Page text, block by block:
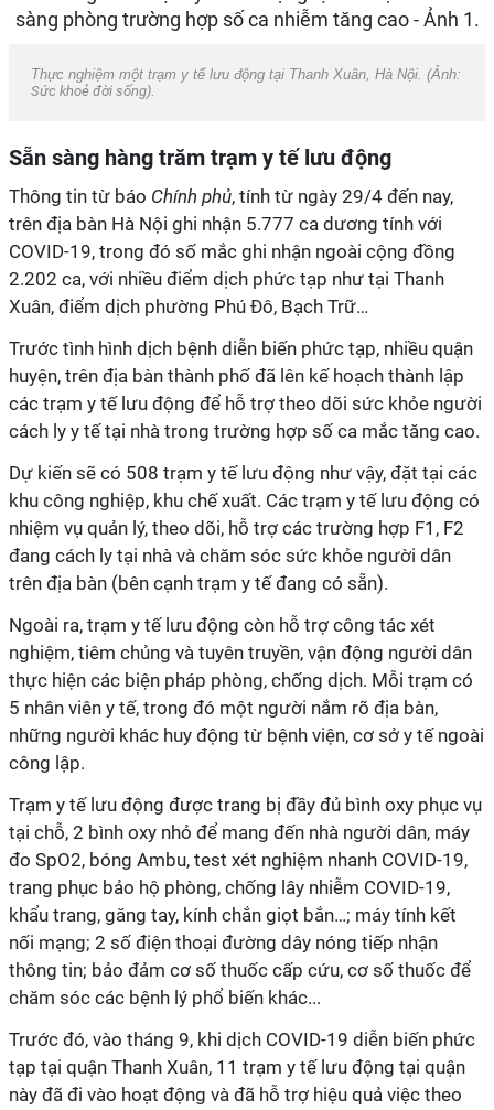
Thực nghiệm một trạm y tế lưu động tại Thanh Xuân, Hà Nội. (Ảnh:
Sức khoẻ đời sống).
Sẵn sàng hàng trăm trạm y tế lưu động
Thông tin từ báo Chính phủ, tính từ ngày 29/4 đến nay,
trên địa bàn Hà Nội ghi nhận 5.777 ca dương tính với
COVID-19, trong đó số mắc ghi nhận ngoài cộng đồng
2.202 ca, với nhiều điểm dịch phức tạp như tại Thanh
Xuân, điểm dịch phường Phú Đô, Bạch Trữ…
Trước tình hình dịch bệnh diễn biến phức tạp, nhiều quận
huyện, trên địa bàn thành phố đã lên kế hoạch thành lập
các trạm y tế lưu động để hỗ trợ theo dõi sức khỏe người
cách ly y tế tại nhà trong trường hợp số ca mắc tăng cao.
Dự kiến sẽ có 508 trạm y tế lưu động như vậy, đặt tại các
khu công nghiệp, khu chế xuất. Các trạm y tế lưu động có
nhiệm vụ quản lý, theo dõi, hỗ trợ các trường hợp F1, F2
đang cách ly tại nhà và chăm sóc sức khỏe người dân
trên địa bàn (bên cạnh trạm y tế đang có sẵn).
Ngoài ra, trạm y tế lưu động còn hỗ trợ công tác xét
nghiệm, tiêm chủng và tuyên truyền, vận động người dân
thực hiện các biện pháp phòng, chống dịch. Mỗi trạm có
5 nhân viên y tế, trong đó một người nắm rõ địa bàn,
những người khác huy động từ bệnh viện, cơ sở y tế ngoài
công lập.
Trạm y tế lưu động được trang bị đầy đủ bình oxy phục vụ
tại chỗ, 2 bình oxy nhỏ để mang đến nhà người dân, máy
đo SpO2, bóng Ambu, test xét nghiệm nhanh COVID-19,
trang phục bảo hộ phòng, chống lây nhiễm COVID-19,
khẩu trang, găng tay, kính chắn giọt bắn…; máy tính kết
nối mạng; 2 số điện thoại đường dây nóng tiếp nhận
thông tin; bảo đảm cơ số thuốc cấp cứu, cơ số thuốc để
chăm sóc các bệnh lý phổ biến khác...
Trước đó, vào tháng 9, khi dịch COVID-19 diễn biến phức
tạp tại quận Thanh Xuân, 11 trạm y tế lưu động tại quận
này đã đi vào hoạt động và đã hỗ trợ hiệu quả việc theo